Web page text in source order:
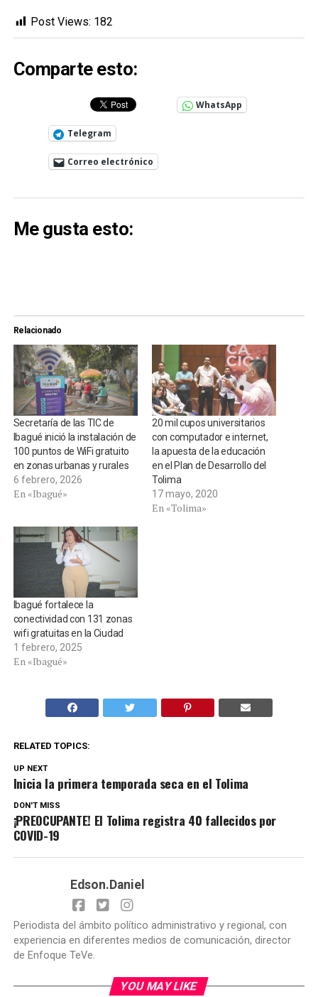
Post Views: 182
Comparte esto:
WhatsApp
Telegram
Correo electrónico
Me gusta esto:
Relacionado
Secretaría de las TIC de
Ibagué inició la instalación de
100 puntos de WiFi gratuito
en zonas urbanas y rurales
6 febrero, 2026
En «Ibagué»
20 mil cupos universitarios
con computador e internet,
la apuesta de la educación
en el Plan de Desarrollo del
Tolima
17 mayo, 2020
En «Tolima»
Ibagué fortalece la
conectividad con 131 zonas
wifi gratuitas en la Ciudad
1 febrero, 2025
En «Ibagué»
RELATED TOPICS:
UP NEXT
Inicia la primera temporada seca en el Tolima
DON'T MISS
¡PREOCUPANTE! El Tolima registra 40 fallecidos por
COVID-19
Edson.Daniel
Periodista del ámbito político administrativo y regional, con
experiencia en diferentes medios de comunicación, director
de Enfoque TeVe.
YOU MAY LIKE